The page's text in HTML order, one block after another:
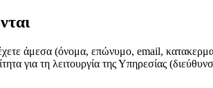
άμεσα (όνομα, επώνυμο, email,
για τη λειτουργία της Υπηρεσίας